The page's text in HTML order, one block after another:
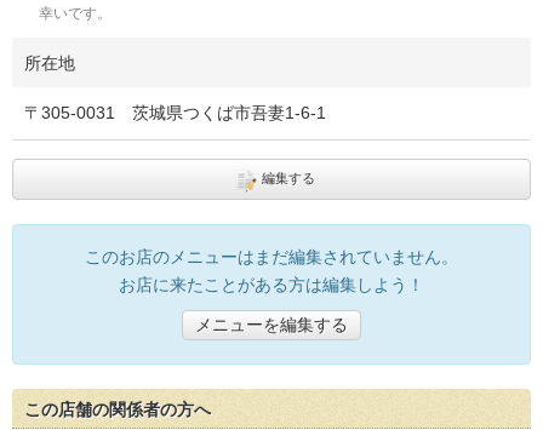
幸いです。
所在地
〒 305-0031 茨城県つくば市吾妻1-6-1
編集する
このお店のメニューはまだ編集されていません。
お店に来たことがある方は編集しよう！
メニューを編集する
この店舗の関係者の方へ